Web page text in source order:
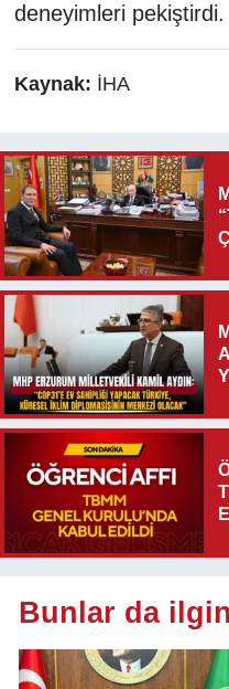
deneyimleri pekiştirdi.
Kaynak: İHA
Bunlar da